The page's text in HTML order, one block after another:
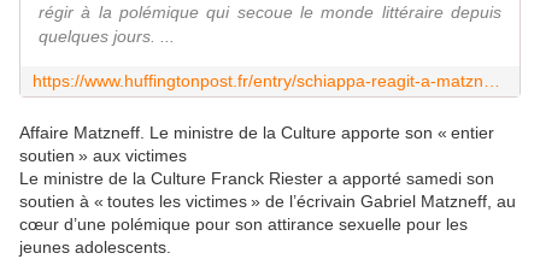
régir à la polémique qui secoue le monde littéraire depuis
quelques jours. ...
Affaire Matzneff. Le ministre de la Culture apporte son « entier
soutien » aux victimes
Le ministre de la Culture Franck Riester a apporté samedi son
soutien à « toutes les victimes » de l’écrivain Gabriel Matzneff, au
cœur d’une polémique pour son attirance sexuelle pour les
jeunes adolescents.